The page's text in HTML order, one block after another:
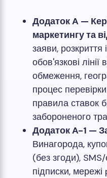
Додаток A —
маркетингу та
заяви, розкриття
обов'язкові лінії
обмеження,
процес
правила ставок
забороненого
Додаток A-1 —
Винагорода,
(без згоди),
підписки,